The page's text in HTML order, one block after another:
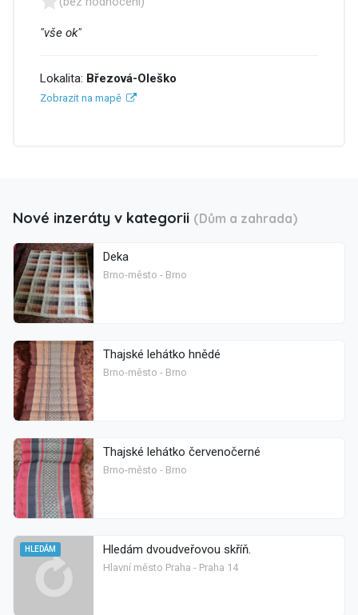
"vše ok"
Lokalita: Březová-Oleško
Zobrazit na mapě
Nové inzeráty v kategorii (Dům a zahrada)
Deka
Brno-město - Brno
Thajské lehátko hnědé
Brno-město - Brno
Thajské lehátko červenočerné
Brno-město - Brno
HLEDÁM Hledám dvoudveřovou skříň.
Hlavní město Praha - Praha 14